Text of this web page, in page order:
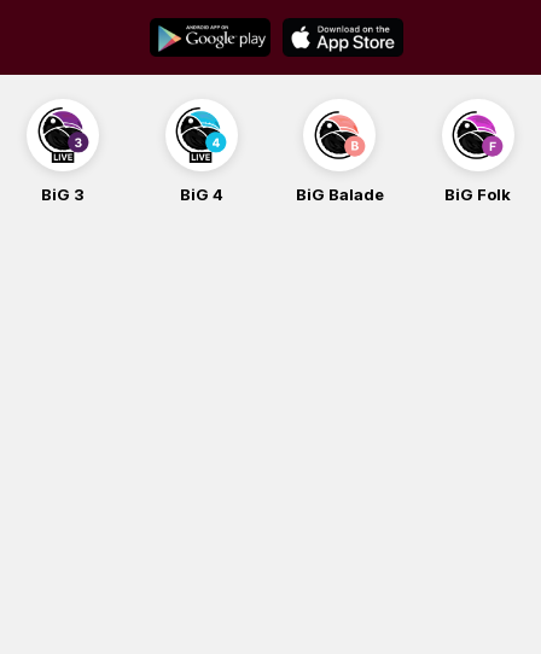
content
BiG 3 BiG 4 BiG Balade BiG Folk